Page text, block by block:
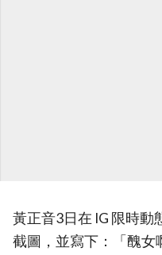
黃正音3日在 IG 限時
截圖，並寫下：「醜女